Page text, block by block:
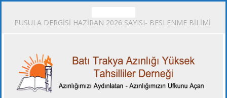
PUSULA DERGİSİ HAZİRAN 2026 SAYISI- BESLENME BİLİMİ